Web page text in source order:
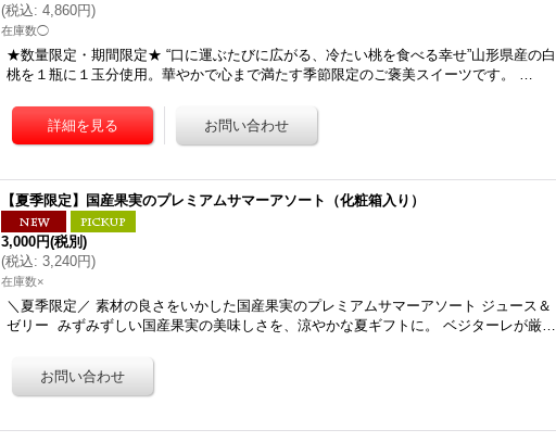
(税込: 4,860円)
在庫数◯
★数量限定・期間限定★ “口に運ぶたびに広がる、冷たい桃を食べる幸せ”山形県産の白
桃を１瓶に１玉分使用。華やかで心まで満たす季節限定のご褒美スイーツです。 …
【夏季限定】国産果実のプレミアムサマーアソート（化粧箱入り）
3,000円(税別)
(税込: 3,240円)
在庫数×
＼夏季限定／ 素材の良さをいかした国産果実のプレミアムサマーアソート ジュース＆
ゼリー みずみずしい国産果実の美味しさを、涼やかな夏ギフトに。 ベジターレが厳…